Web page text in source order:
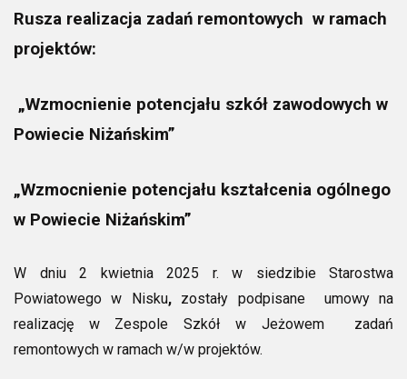
Rusza realizacja zadań remontowych w ramach
projektów:
„Wzmocnienie potencjału szkół zawodowych w
Powiecie Niżańskim”
„Wzmocnienie potencjału kształcenia ogólnego
w Powiecie Niżańskim”
W dniu 2 kwietnia 2025 r. w siedzibie Starostwa
Powiatowego w Nisku, zostały podpisane umowy na
realizację w Zespole Szkół w Jeżowem zadań
remontowych w ramach w/w projektów.